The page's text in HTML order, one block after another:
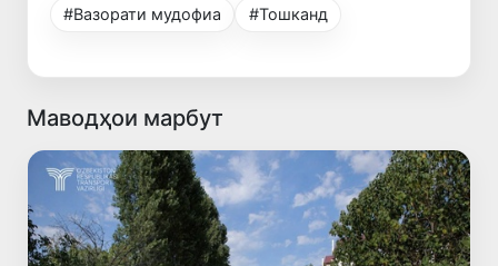
#Вазорати мудофиа #Тошканд
Маводҳои марбут